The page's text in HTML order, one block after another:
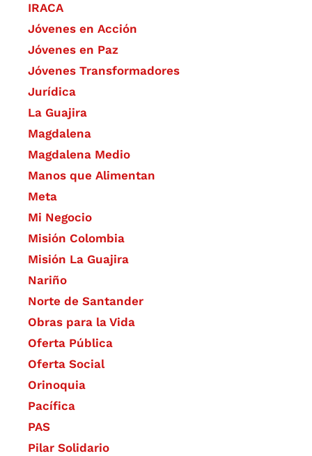
IRACA
Jóvenes en Acción
Jóvenes en Paz
Jóvenes Transformadores
Jurídica
La Guajira
Magdalena
Magdalena Medio
Manos que Alimentan
Meta
Mi Negocio
Misión Colombia
Misión La Guajira
Nariño
Norte de Santander
Obras para la Vida
Oferta Pública
Oferta Social​​
Orinoquia
Pacífica
PAS
Pilar Solidario